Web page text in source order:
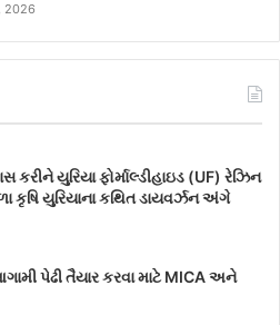
2026
યુરિયા ફોર્માલ્ડીહાઇડ (UF) રેઝિન
કૃષિ યુરિયાના કથિત ડાયવર્ઝન અંગે
પેઢી તૈયાર કરવા માટે MICA અને